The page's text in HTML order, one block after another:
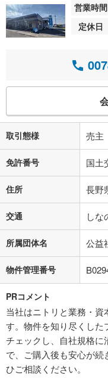
営業時間
定休日
取引態様 売主
免許番号 国土
住所 長野
交通 しな
所属団体名 公益
物件管理番号
PRコメント
当社はニトリと業務・
す。物件を知り尽くし
チェックし、自社規格
で、ご購入後も安心が
ひご相談ください。